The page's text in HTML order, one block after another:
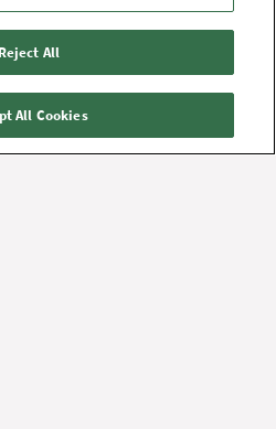
ændre vaner, finde nye
og lav små ændringer,
Reject All
All Cookies